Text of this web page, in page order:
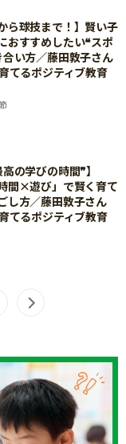
ら球技まで！】賢い子
おすすめしたい❝スポ
い方／藤田敦子さん
てるポジティブ教育
の学びの時間❞】
間×遊び」で賢く育て
し方／藤田敦子さん
てるポジティブ教育